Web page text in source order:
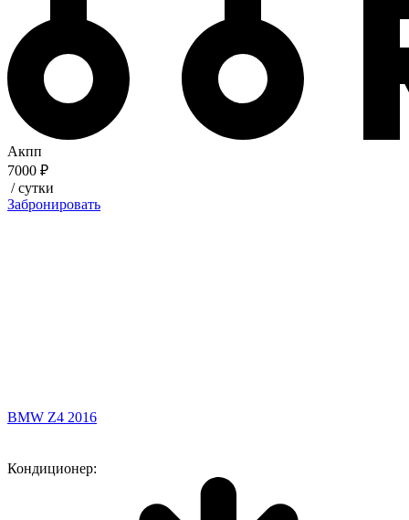
Акпп
7000 ₽
/ сутки
Забронировать
BMW Z4 2016
Кондиционер: